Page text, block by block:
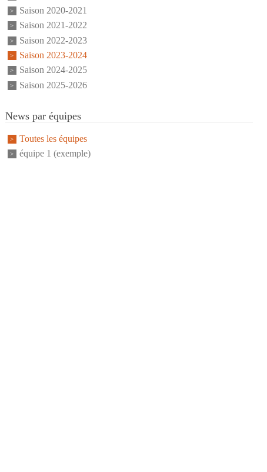
Saison 2020-2021
Saison 2021-2022
Saison 2022-2023
Saison 2023-2024
Saison 2024-2025
Saison 2025-2026
News par équipes
Toutes les équipes
équipe 1 (exemple)